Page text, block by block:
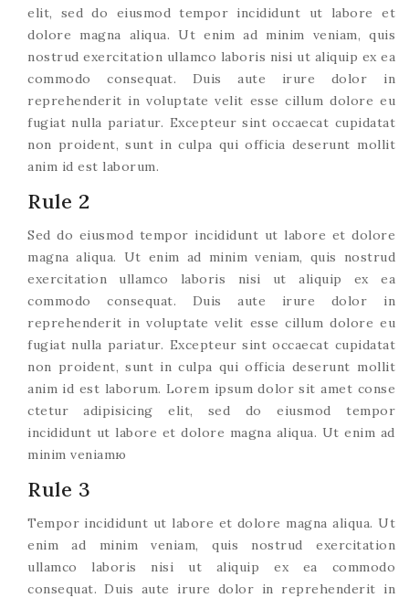
elit, sed do eiusmod tempor incididunt ut labore et
dolore magna aliqua. Ut enim ad minim veniam, quis
nostrud exercitation ullamco laboris nisi ut aliquip ex ea
commodo consequat. Duis aute irure dolor in
reprehenderit in voluptate velit esse cillum dolore eu
fugiat nulla pariatur. Excepteur sint occaecat cupidatat
non proident, sunt in culpa qui officia deserunt mollit
anim id est laborum.
Rule 2
Sed do eiusmod tempor incididunt ut labore et dolore
magna aliqua. Ut enim ad minim veniam, quis nostrud
exercitation ullamco laboris nisi ut aliquip ex ea
commodo consequat. Duis aute irure dolor in
reprehenderit in voluptate velit esse cillum dolore eu
fugiat nulla pariatur. Excepteur sint occaecat cupidatat
non proident, sunt in culpa qui officia deserunt mollit
anim id est laborum. Lorem ipsum dolor sit amet conse
ctetur adipisicing elit, sed do eiusmod tempor
incididunt ut labore et dolore magna aliqua. Ut enim ad
minim veniamю
Rule 3
Tempor incididunt ut labore et dolore magna aliqua. Ut
enim ad minim veniam, quis nostrud exercitation
ullamco laboris nisi ut aliquip ex ea commodo
consequat. Duis aute irure dolor in reprehenderit in